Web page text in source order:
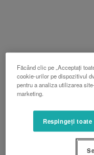
Făcând clic pe „Acceptați
cookie-urilor pe dispozitivul
pentru a analiza utilizarea
marketing.
Respingeți toate